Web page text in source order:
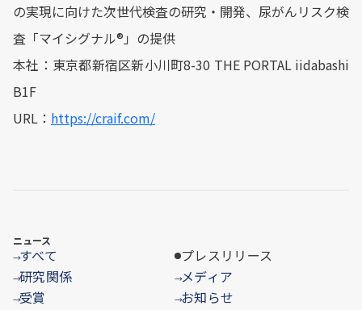
の実現に向けた次世代検査の研究・開発、尿がんリスク検
査「マイシグナル®」の提供
本社：東京都新宿区新小川町8-30 THE PORTAL iidabashi
B1F
URL： https://craif.com/
ニュース
→すべて プレスリリース
→研究関係 →メディア
→受賞 →お知らせ